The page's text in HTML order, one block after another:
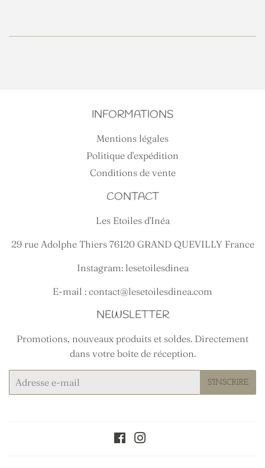
INFORMATIONS
Mentions légales
Politique d'expédition
Conditions de vente
CONTACT
Les Etoiles d'Inéa
29 rue Adolphe Thiers 76120 GRAND QUEVILLY France
Instagram: lesetoilesdinea
E-mail : contact@lesetoilesdinea.com
NEWSLETTER
Promotions, nouveaux produits et soldes. Directement
dans votre boîte de réception.
mails
S'INSCRIRE
Facebook